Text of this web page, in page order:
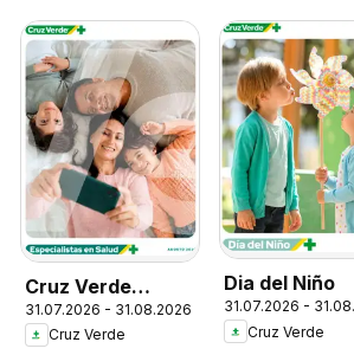
Cruz Verde
Descuentos
31.07.2026 - 31.08.2026
Cruz Verde
Dia del Niño
31.07.2026 -
Cruz Verde